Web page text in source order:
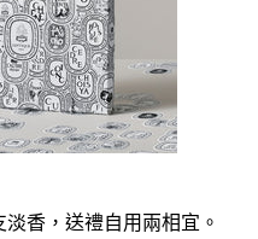
香，送禮自用兩相宜。